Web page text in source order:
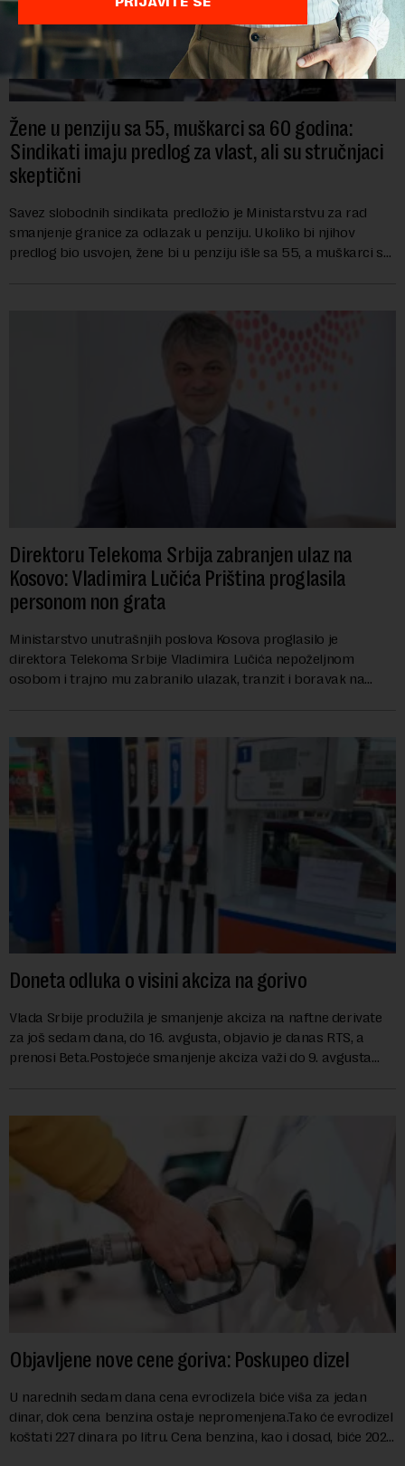
Žene u penziju sa 55, muškarci sa 60 godina:
Sindikati imaju predlog za vlast, ali su stručnjaci
skeptični
Savez slobodnih sindikata predložio je Ministarstvu za rad
smanjenje granice za odlazak u penziju. Ukoliko bi njihov
predlog bio usvojen, žene bi u penziju išle sa 55, a muškarci sa
Direktoru Telekoma Srbija zabranjen ulaz na
Kosovo: Vladimira Lučića Priština proglasila
personom non grata
Ministarstvo unutrašnjih poslova Kosova proglasilo je
direktora Telekoma Srbije Vladimira Lučića nepoželjnom
osobom i trajno mu zabranilo ulazak, tranzit i boravak na
Doneta odluka o visini akciza na gorivo
Vlada Srbije produžila je smanjenje akciza na naftne derivate
za još sedam dana, do 16. avgusta, objavio je danas RTS, a
prenosi Beta.Postojeće smanjenje akciza važi do 9. avgusta
Objavljene nove cene goriva: Poskupeo dizel
U narednih sedam dana cena evrodizela biće viša za jedan
dinar, dok cena benzina ostaje nepromenjena.Tako će evrodizel
koštati 227 dinara po litru. Cena benzina, kao i dosad, biće 202